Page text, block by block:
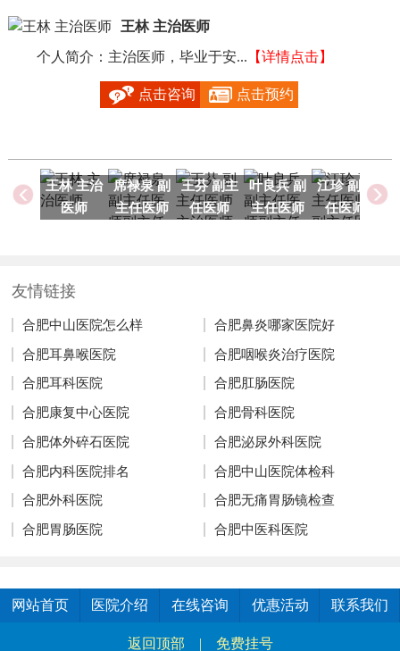
王林 主治医师
个人简介：主治医师，毕业于安... 【详情点击】
点击咨询 点击预约
王林 主治
医师
席禄泉 副
主任医师
王芬 副主
任医师
叶良兵 副
主任医师
江珍 副主
任医师
友情链接
合肥中山医院怎么样 合肥鼻炎哪家医院好
合肥耳鼻喉医院 合肥咽喉炎治疗医院
合肥耳科医院 合肥肛肠医院
合肥康复中心医院 合肥骨科医院
合肥体外碎石医院 合肥泌尿外科医院
合肥内科医院排名 合肥中山医院体检科
合肥外科医院 合肥无痛胃肠镜检查
合肥胃肠医院 合肥中医科医院
网站首页 医院介绍 在线咨询 优惠活动 联系我们
返回顶部 | 免费挂号